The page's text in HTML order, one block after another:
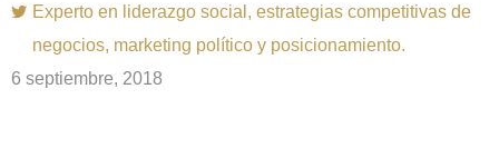
Experto en liderazgo social, estrategias competitivas de
negocios, marketing político y posicionamiento.
6 septiembre, 2018